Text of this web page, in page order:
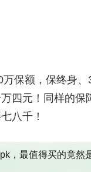
万保额，保终身
四元！ 同样的保
八千！
，最值得买的竟然